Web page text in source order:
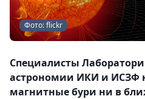
Фото: flickr
Специалисты
астрономии ИКИ и ИСЗФ
магнитные бури ни в